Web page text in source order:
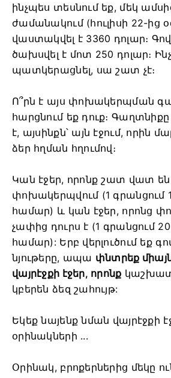
ինչպես տեսնում եք, մեկ
ժամանակում (հուլիսի 22-ից
վաստակվել է 3360 դոլար։
ծախսվել է մոտ 250 դոլար։
պատկերացնել, սա շատ չէ։
Ո՞րն է այս փոխակերպման
հարցնում եք դուք։ Գաղտնիքը
է, այսինքն՝ այն էջում, որին
ձեր հղման հղումով։
Կան էջեր, որոնք շատ վատ են
փոխակերպվում (1 գրանցում
համար) և կան էջեր, որոնց
չափից դուրս է (1 գրանցում
համար): Երբ վերլուծում եք
նյութերը, ապա փնտրեք
վայրէջքի էջեր, որոնք
կբերեն ձեզ շահույթ:
Եկեք նայենք նման վայրէջքի
օրինակների ...
Օրինակ, բրոքերներից մեկը